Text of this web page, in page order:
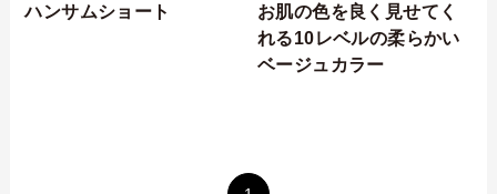
ハンサムショート
お肌の色を良く見せてく
れる10レベルの柔らかい
ベージュカラー